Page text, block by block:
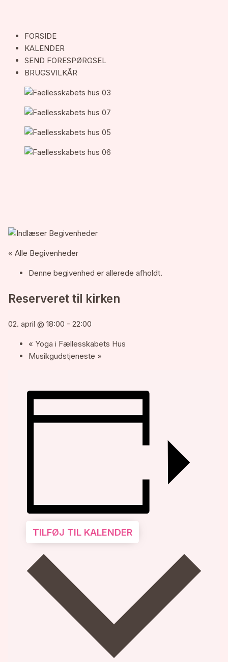
FORSIDE
KALENDER
SEND FORESPØRGSEL
BRUGSVILKÅR
« Alle Begivenheder
Denne begivenhed er allerede afholdt.
Reserveret til kirken
02. april @ 18:00 -22:00
« Yoga i Fællesskabets Hus
Musikgudstjeneste »
TILFØJ TIL KALENDER